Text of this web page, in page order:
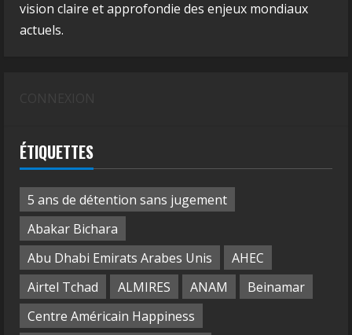
vision claire et approfondie des enjeux mondiaux
actuels.
ÉTIQUETTES
5 ans de détention sans jugement
Abakar Bichara
Abu Dhabi Emirats Arabes Unis
AHEC
Airtel Tchad
ALMIRES ANAM
Beinamar
Centre Américain Happiness